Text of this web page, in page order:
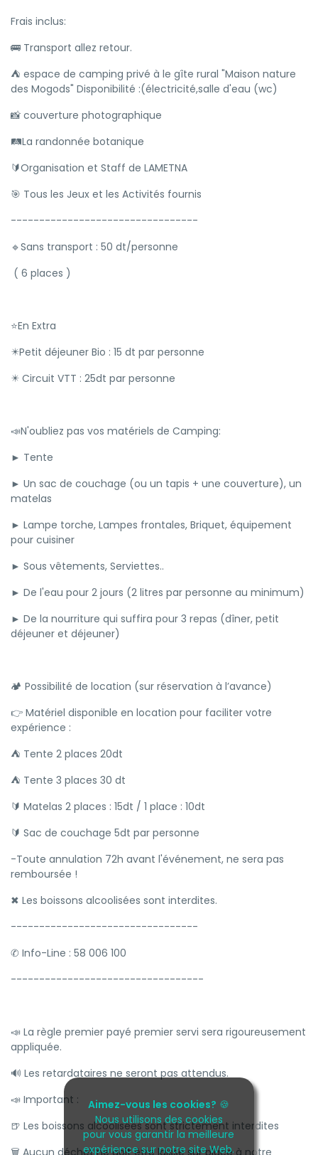
Aimez-vous les cookies? 🍪
Nous utilisons des cookies
pour vous garantir la meilleure
expérience sur notre site Web.
Frais inclus:
🚌 Transport allez retour.
⛺️ espace de camping privé à le gîte rural "Maison nature
des Mogods" Disponibilité :(électricité,salle d'eau (wc)
📸 couverture photographique
🛤La randonnée botanique
🔰Organisation et Staff de LAMETNA
🎯 Tous les Jeux et les Activités fournis
---------------------------------
🔹Sans transport : 50 dt/personne
( 6 places )
⭐En Extra
✴️Petit déjeuner Bio : 15 dt par personne
✴️ Circuit VTT : 25dt par personne
📣N'oubliez pas vos matériels de Camping:
► Tente
► Un sac de couchage (ou un tapis + une couverture), un
matelas
► Lampe torche, Lampes frontales, Briquet, équipement
pour cuisiner
► Sous vêtements, Serviettes..
► De l'eau pour 2 jours (2 litres par personne au minimum)
► De la nourriture qui suffira pour 3 repas (dîner, petit
déjeuner et déjeuner)
🏕️ Possibilité de location (sur réservation à l’avance)
👉 Matériel disponible en location pour faciliter votre
expérience :
⛺️ Tente 2 places 20dt
⛺️ Tente 3 places 30 dt
🔰 Matelas 2 places : 15dt / 1 place : 10dt
🔰 Sac de couchage 5dt par personne
-Toute annulation 72h avant l'événement, ne sera pas
remboursée !
✖ Les boissons alcoolisées sont interdites.
---------------------------------
✆ Info-Line : 58 006 100
----------------------------------
📣 La règle premier payé premier servi sera rigoureusement
appliquée.
🔊 Les retardataires ne seront pas attendus.
📣 Important :
🍺 Les boissons alcoolisées sont strictement interdites
🗑 Aucun déchet ne doit être laissé sur place à notre